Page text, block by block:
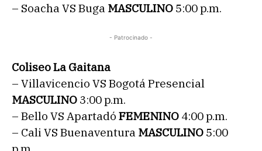
– Soacha VS Buga MASCULINO 5:00 p.m.
- Patrocinado -
Coliseo La Gaitana
– Villavicencio VS Bogotá Presencial
MASCULINO 3:00 p.m.
– Bello VS Apartadó FEMENINO 4:00 p.m.
– Cali VS Buenaventura MASCULINO 5:00